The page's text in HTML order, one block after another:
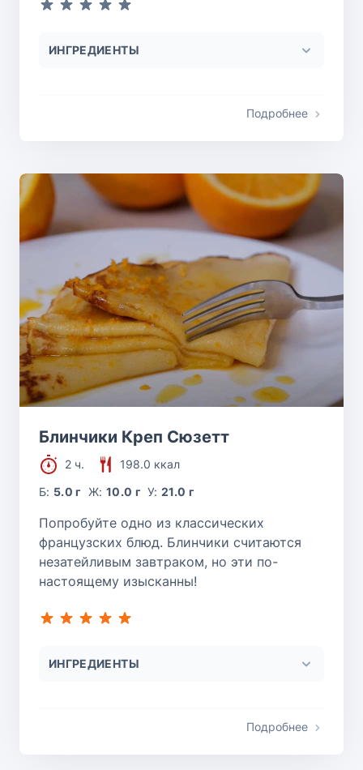
ИНГРЕДИЕНТЫ
Подробнее
Блинчики Креп Сюзетт
2 ч.
198.0 ккал
Б: 5.0 г Ж: 10.0 г У:21.0 г
Попробуйте одно из классических
французских блюд. Блинчики считаются
незатейливым завтраком, но эти по-
настоящему изысканны!
ИНГРЕДИЕНТЫ
Подробнее